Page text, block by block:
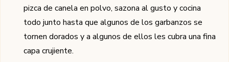
pizca de canela en polvo, sazona al gusto y cocina
todo junto hasta que algunos de los garbanzos se
tornen dorados y a algunos de ellos les cubra una fina
capa crujiente.